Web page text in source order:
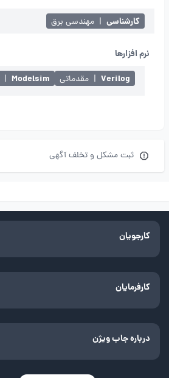
کارشناسی | مهندسی برق
نرم افزارها
Verilog
| مقدماتی Modelsim
|
ثبت مشکل و تخلف آگهی
کارجویان
کارفرمایان
درباره جاب ویژن